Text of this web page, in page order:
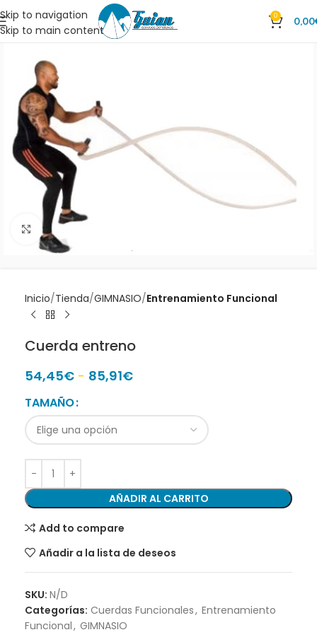
Skip to navigation
Skip to main content
0 0,00
Clic para ampliar
Inicio Tienda GIMNASIO Entrenamiento Funcional
Cuerda entreno
54,45€ - 85,91€
TAMAÑO
AÑADIR AL CARRITO
Add to compare
Añadir a la lista de deseos
SKU: N/D
Categorías: Cuerdas Funcionales, Entrenamiento
Funcional, GIMNASIO